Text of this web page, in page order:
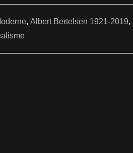
, Albert Bertelsen 1921-2019,